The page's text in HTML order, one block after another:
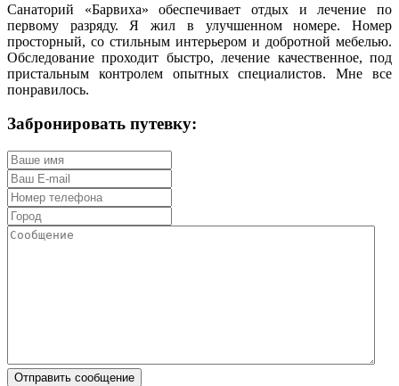
Санаторий «Барвиха» обеспечивает отдых и лечение по
первому разряду. Я жил в улучшенном номере. Номер
просторный, со стильным интерьером и добротной мебелью.
Обследование проходит быстро, лечение качественное, под
пристальным контролем опытных специалистов. Мне все
понравилось.
Забронировать путевку: